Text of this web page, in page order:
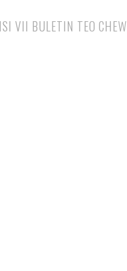
VII BULETIN TEO CHEW